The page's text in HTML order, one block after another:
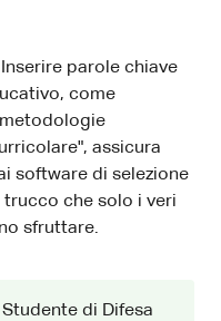
Inserire parole chiave
come
assicura
software di selezione
trucco che solo i veri
sfruttare.
di Difesa